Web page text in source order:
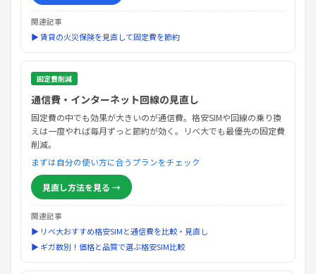
関連記事
▶ 賃貸の火災保険を見直して固定費を節約
固定費削減
通信費・インターネット回線の見直し
固定費の中でも効果が大きいのが通信費。格安SIMや回線の乗り換
えは一度やれば毎月ずっと節約が効く。リベ大でも最優先の固定費
削減。
まずは自分の使い方に合うプランをチェック
見直し方法を見る →
関連記事
▶ リベ大おすすめ格安SIMと通信費を比較・見直し
▶ ギガ数別！価格と品質で選ぶ格安SIM比較